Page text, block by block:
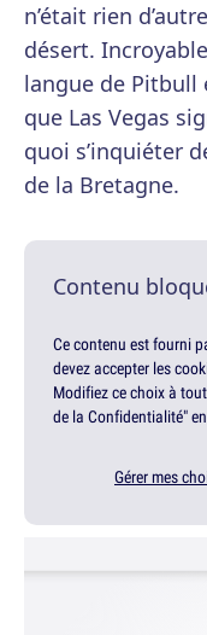
n’était rien
désert.
langue de Pitbull
que Las Vegas
quoi s’inquiéter
de la Bretagne.
Contenu
Ce contenu est fourni
devez accepter les
Modifiez ce choix à
de la Confidentialité"
Gérer mes